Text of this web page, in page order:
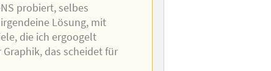
probiert, selbes
Lösung, mit
die ich ergoogelt
Graphik, das scheidet für